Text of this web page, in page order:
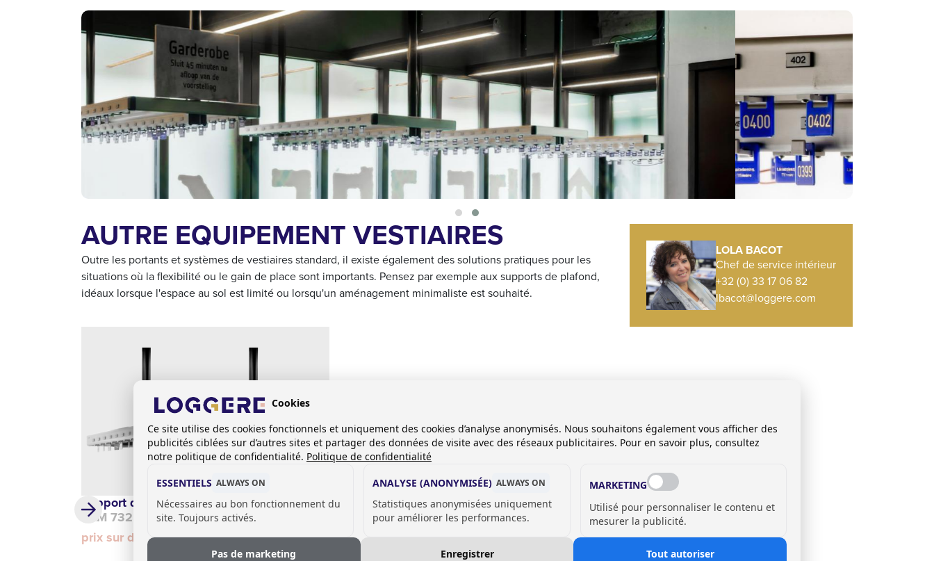
AUTRE EQUIPEMENT VESTIAIRES
Outre les portants et systèmes de vestiaires standard, il existe également des solutions pratiques pour les
situations où la flexibilité ou le gain de place sont importants. Pensez par exemple aux supports de plafond,
idéaux lorsque l'espace au sol est limité ou lorsqu'un aménagement minimaliste est souhaité.
LOLA BACOT
Chef de service intérieur
+32 (0) 33 17 06 82
lbacot@loggere.com
Support de plafond
DLM 732
prix sur demande
Cookies
Ce site utilise des cookies fonctionnels et uniquement des cookies d’analyse anonymisés. Nous souhaitons également vous afficher des
publicités ciblées sur d’autres sites et partager des données de visite avec des réseaux publicitaires. Pour en savoir plus, consultez
notre politique de confidentialité. Politique de confidentialité
ESSENTIELS ALWAYS ON
Nécessaires au bon fonctionnement du
site. Toujours activés.
ANALYSE (ANONYMISÉE) ALWAYS ON
Statistiques anonymisées uniquement
pour améliorer les performances.
MARKETING
Utilisé pour personnaliser le contenu et
mesurer la publicité.
Pas de marketing Enregistrer Tout autoriser